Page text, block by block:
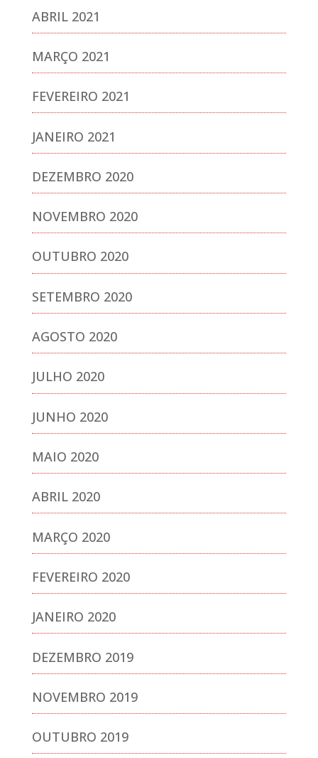
ABRIL 2021
MARÇO 2021
FEVEREIRO 2021
JANEIRO 2021
DEZEMBRO 2020
NOVEMBRO 2020
OUTUBRO 2020
SETEMBRO 2020
AGOSTO 2020
JULHO 2020
JUNHO 2020
MAIO 2020
ABRIL 2020
MARÇO 2020
FEVEREIRO 2020
JANEIRO 2020
DEZEMBRO 2019
NOVEMBRO 2019
OUTUBRO 2019